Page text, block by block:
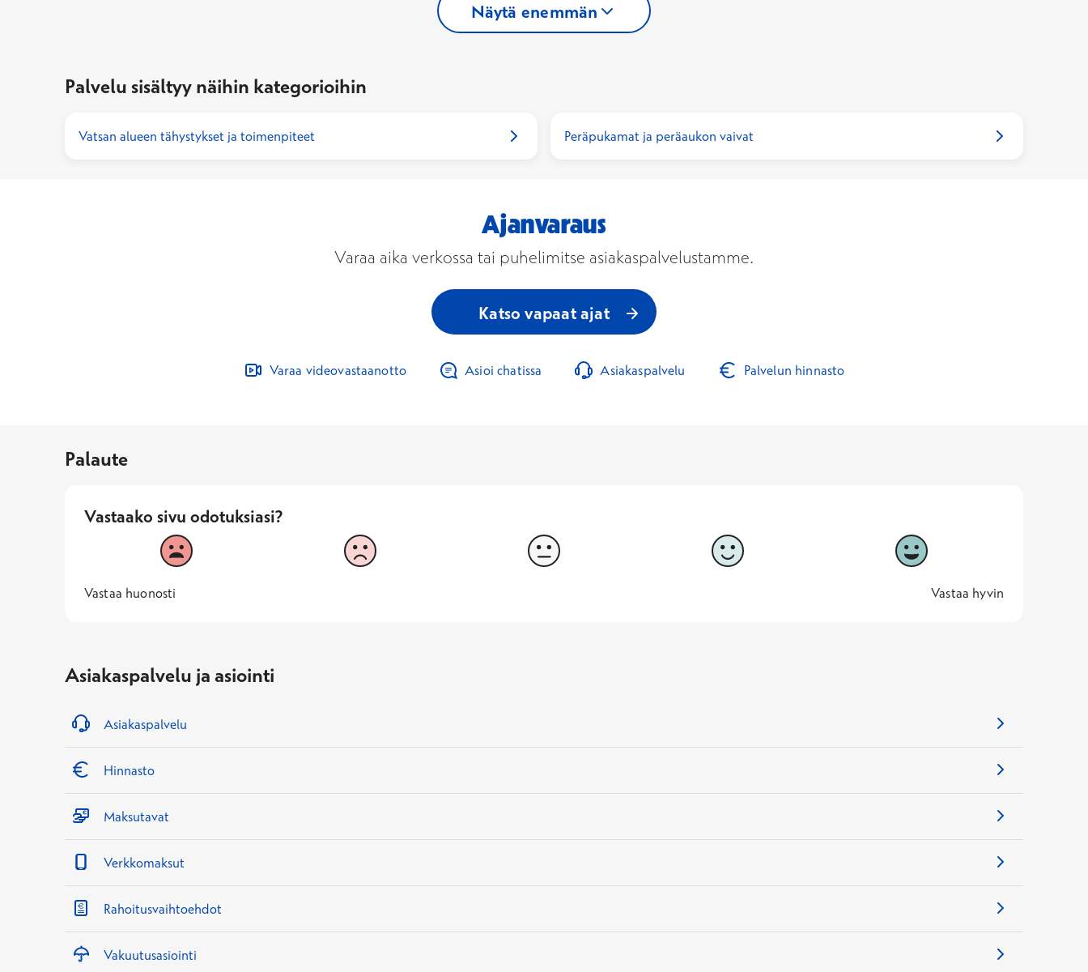
Näytä enemmän
Palvelu sisältyy näihin kategorioihin
Vatsan alueen tähystykset ja toimenpiteet Peräpukamat ja peräaukon vaivat
Ajanvaraus
Varaa aika verkossa tai puhelimitse asiakaspalvelustamme.
Katso vapaat ajat
Varaa videovastaanotto Asioi chatissa Asiakaspalvelu Palvelun hinnasto
Palaute
Vastaako sivu odotuksiasi?
Vastaako sivu odotuksiasi?
1
Vastaa huonosti
2 3 4
5
Vastaa hyvin
1 -
Vastaa huonosti
— 5 -
Vastaa hyvin
Asiakaspalvelu ja asiointi
Asiakaspalvelu
Hinnasto
Maksutavat
Verkkomaksut
Rahoitusvaihtoehdot
Vakuutusasiointi